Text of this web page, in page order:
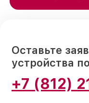
Оставьте
устройства
+7 (812)